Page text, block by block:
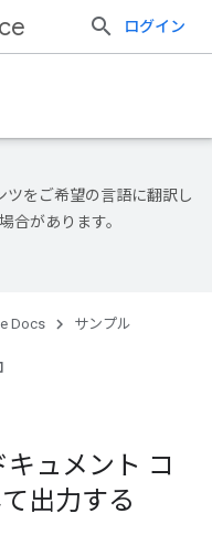
ログイン
ツをご希望の言語に翻訳し
合があります。
Docs サンプル
ュメント コ
出力する